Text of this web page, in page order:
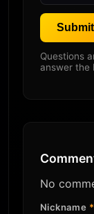
Questions
answer the
No
Nickname *